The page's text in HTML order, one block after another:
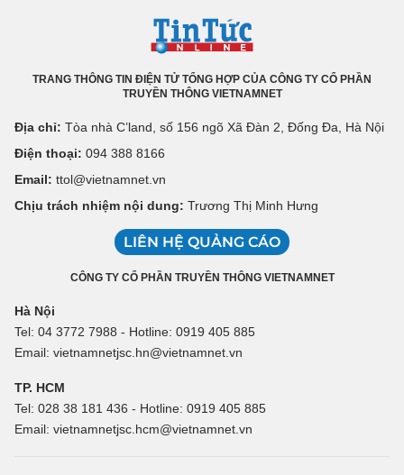
TRANG THÔNG TIN ĐIỆN TỬ TỔNG HỢP CỦA CÔNG TY CỔ PHẦN
TRUYỀN THÔNG VIETNAMNET
Địa chỉ: Tòa nhà C’land, số 156 ngõ Xã Đàn 2, Đống Đa, Hà Nội
Điện thoại: 094 388 8166
Email: ttol@vietnamnet.vn
Chịu trách nhiệm nội dung: Trương Thị Minh Hưng
LIÊN HỆ QUẢNG CÁO
CÔNG TY CỔ PHẦN TRUYỀN THÔNG VIETNAMNET
Hà Nội
Tel: 04 3772 7988 - Hotline: 0919 405 885
Email: vietnamnetjsc.hn@vietnamnet.vn
TP. HCM
Tel: 028 38 181 436 - Hotline: 0919 405 885
Email: vietnamnetjsc.hcm@vietnamnet.vn